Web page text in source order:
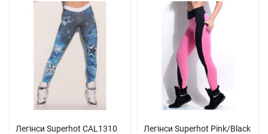
Легінси Superhot CAL1310
Легінси Superhot Pink/Black